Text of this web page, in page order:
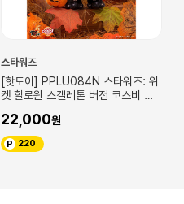
스타워즈
[핫토이] TMS155 스타워즈: 클론
전쟁 - 클론 코만도 그레거 1/6 컬렉
368,000
3,680